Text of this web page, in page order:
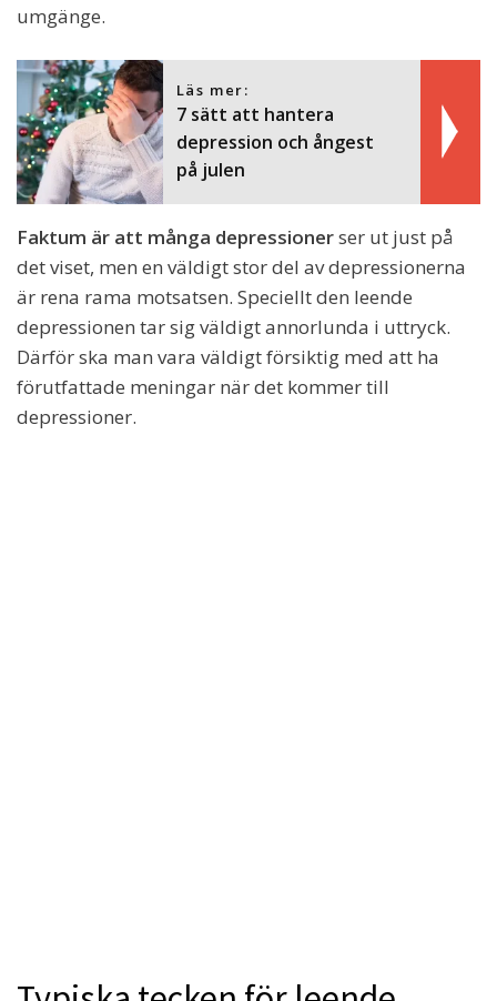
umgänge.
Läs mer:
7 sätt att hantera
depression och ångest
på julen
Faktum är att många depressionerser ut just på
det viset, men en väldigt stor del av depressionerna
är rena rama motsatsen. Speciellt den leende
depressionen tar sig väldigt annorlunda i uttryck.
Därför ska man vara väldigt försiktig med att ha
förutfattade meningar när det kommer till
depressioner.